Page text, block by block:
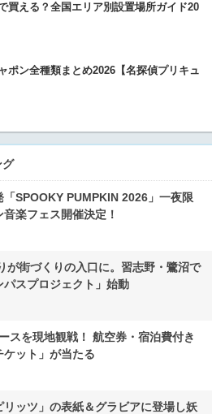
買える？全国エリア別設置場所ガイド20
ポン全種類まとめ2026【名探偵プリキュ
グ
「SPOOKY PUMPKIN 2026」一夜限
楽フェス開催決定！
が街づくりの入口に。習志野・鷺沼で
パスプロジェクト」始動
スを現地観戦！ 航空券・宿泊費付き
ケット」が当たる
リッツ」の表紙＆グラビアに登場し妖